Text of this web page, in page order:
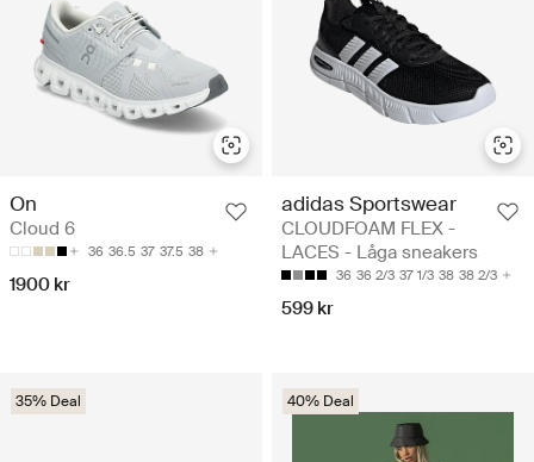
On
Cloud 6
36 36.5 37 37.5 38
1900 kr
adidas Sportswear
CLOUDFOAM FLEX -
LACES - Låga sneakers
36 36 2/3 37 1/3 38 38 2/3
599 kr
35% Deal 40% Deal